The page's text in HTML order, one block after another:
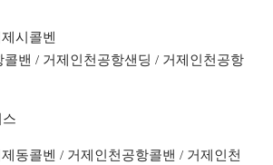
시콜벤
콜밴 / 거제인천공항샌딩 / 거제인천공항
동콜벤 / 거제인천공항콜밴 / 거제인천